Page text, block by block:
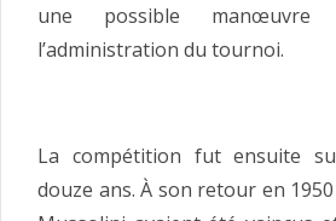
une possible manœuvre
l’administration du tournoi.
La compétition fut ensuite
douze ans. À son retour en